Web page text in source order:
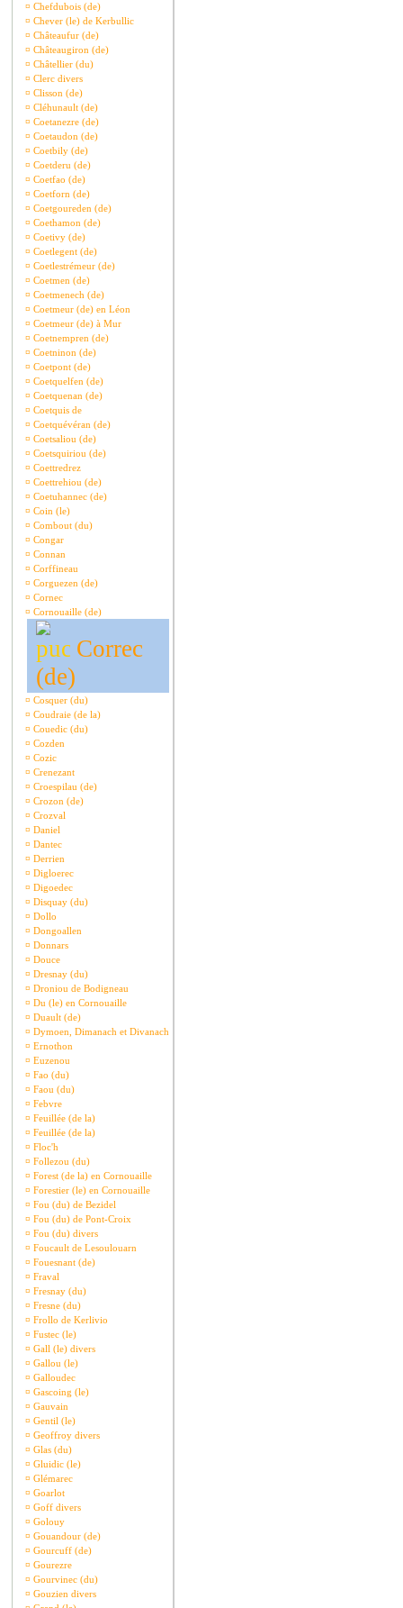
¤ Chefdubois (de)
¤ Chever (le) de Kerbullic
¤ Châteaufur (de)
¤ Châteaugiron (de)
¤ Châtellier (du)
¤ Clerc divers
¤ Clisson (de)
¤ Cléhunault (de)
¤ Coetanezre (de)
¤ Coetaudon (de)
¤ Coetbily (de)
¤ Coetderu (de)
¤ Coetfao (de)
¤ Coetforn (de)
¤ Coetgoureden (de)
¤ Coethamon (de)
¤ Coetivy (de)
¤ Coetlegent (de)
¤ Coetlestrémeur (de)
¤ Coetmen (de)
¤ Coetmenech (de)
¤ Coetmeur (de) en Léon
¤ Coetmeur (de) à Mur
¤ Coetnempren (de)
¤ Coetninon (de)
¤ Coetpont (de)
¤ Coetquelfen (de)
¤ Coetquenan (de)
¤ Coetquis de
¤ Coetquévéran (de)
¤ Coetsaliou (de)
¤ Coetsquiriou (de)
¤ Coettredrez
¤ Coettrehiou (de)
¤ Coetuhannec (de)
¤ Coin (le)
¤ Combout (du)
¤ Congar
¤ Connan
¤ Corffineau
¤ Corguezen (de)
¤ Cornec
¤ Cornouaille (de)
Correc
(de)
¤ Cosquer (du)
¤ Coudraie (de la)
¤ Couedic (du)
¤ Cozden
¤ Cozic
¤ Crenezant
¤ Croespilau (de)
¤ Crozon (de)
¤ Crozval
¤ Daniel
¤ Dantec
¤ Derrien
¤ Digloerec
¤ Digoedec
¤ Disquay (du)
¤ Dollo
¤ Dongoallen
¤ Donnars
¤ Douce
¤ Dresnay (du)
¤ Droniou de Bodigneau
¤ Du (le) en Cornouaille
¤ Duault (de)
¤ Dymoen, Dimanach et Divanach
¤ Ernothon
¤ Euzenou
¤ Fao (du)
¤ Faou (du)
¤ Febvre
¤ Feuillée (de la)
¤ Feuillée (de la)
¤ Floc'h
¤ Follezou (du)
¤ Forest (de la) en Cornouaille
¤ Forestier (le) en Cornouaille
¤ Fou (du) de Bezidel
¤ Fou (du) de Pont-Croix
¤ Fou (du) divers
¤ Foucault de Lesoulouarn
¤ Fouesnant (de)
¤ Fraval
¤ Fresnay (du)
¤ Fresne (du)
¤ Frollo de Kerlivio
¤ Fustec (le)
¤ Gall (le) divers
¤ Gallou (le)
¤ Galloudec
¤ Gascoing (le)
¤ Gauvain
¤ Gentil (le)
¤ Geoffroy divers
¤ Glas (du)
¤ Gluidic (le)
¤ Glémarec
¤ Goarlot
¤ Goff divers
¤ Golouy
¤ Gouandour (de)
¤ Gourcuff (de)
¤ Gourezre
¤ Gourvinec (du)
¤ Gouzien divers